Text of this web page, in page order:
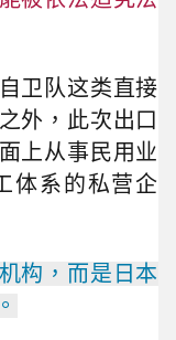
卫队这类直接
外，此次出口
上从事民用业
体系的私营企
构，而是日本